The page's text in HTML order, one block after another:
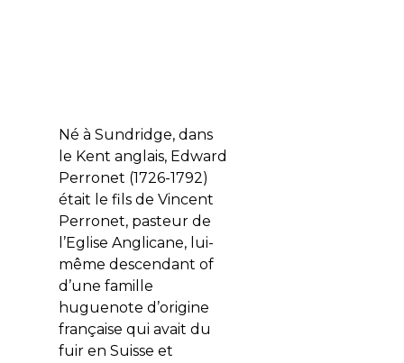
Né à Sundridge, dans
le Kent anglais, Edward
Perronet (1726-1792)
était le fils de Vincent
Perronet, pasteur de
l’Eglise Anglicane, lui-
même descendant of
d’une famille
huguenote d’origine
française qui avait du
fuir en Suisse et